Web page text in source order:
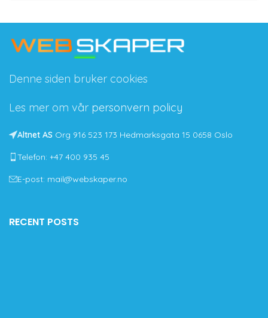
Denne siden bruker cookies
Les mer om vår personvern policy
Altnet AS Org 916 523 173 Hedmarksgata 15 0658 Oslo
Telefon: +47 400 935 45
E-post: mail@webskaper.no
RECENT POSTS